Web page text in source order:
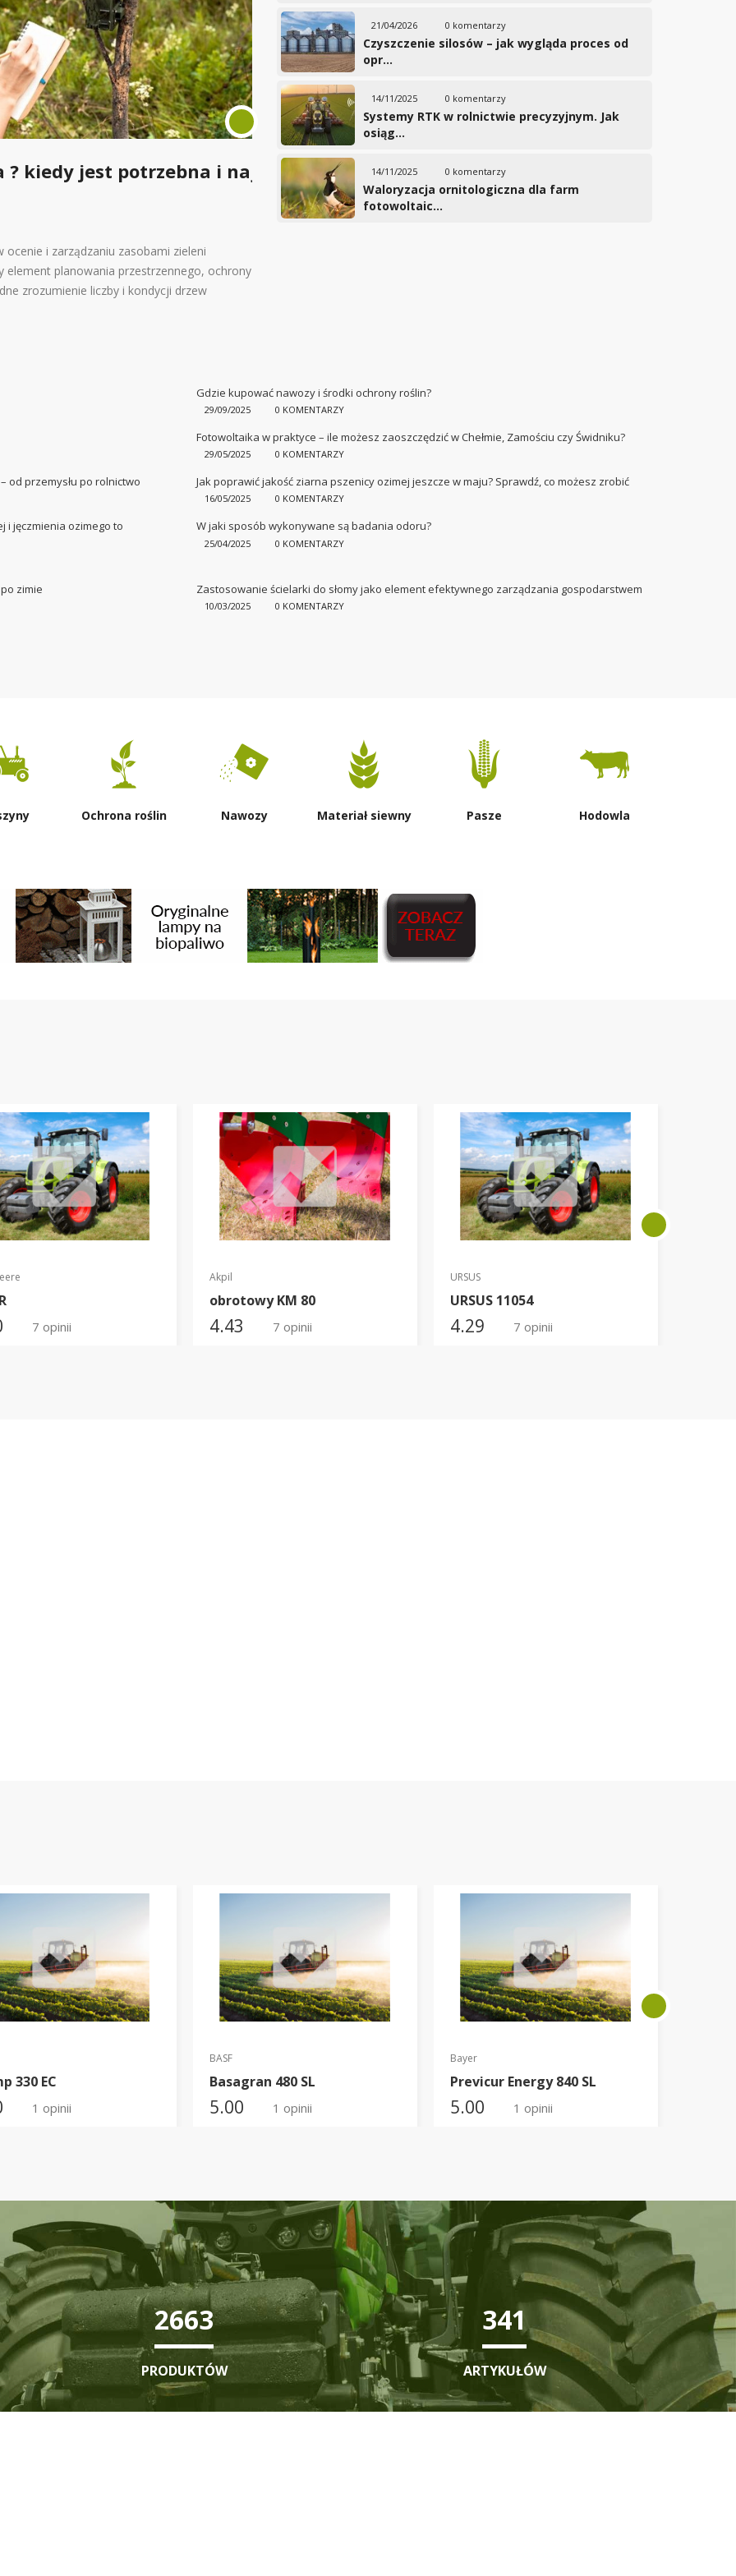
kiedy jest potrzebna i na
i zarządzaniu zasobami zieleni
element planowania przestrzennego, ochrony
zrozumienie liczby i kondycji drzew
Jak rozpoznać pierwsze objawy uszkodzenia wagi?
28/05/2026 0 KOMENTARZY
21/04/2026 0 komentarzy
Czyszczenie silosów – jak wygląda proces od
opr...
14/11/2025 0 komentarzy
Systemy RTK w rolnictwie precyzyjnym. Jak
osiąg...
14/11/2025 0 komentarzy
Waloryzacja ornitologiczna dla farm
fotowoltaic...
Gdzie kupować nawozy i środki ochrony roślin?
29/09/2025 0 KOMENTARZY
Fotowoltaika w praktyce – ile możesz zaoszczędzić w Chełmie, Zamościu czy Świdniku?
29/05/2025 0 KOMENTARZY
od przemysłu po rolnictwo Jak poprawić jakość ziarna pszenicy ozimej jeszcze w maju? Sprawdź, co możesz zrobić
16/05/2025 0 KOMENTARZY
i jęczmienia ozimego to
W jaki sposób wykonywane są badania odoru?
25/04/2025 0 KOMENTARZY
zimie Zastosowanie ścielarki do słomy jako element efektywnego zarządzania gospodarstwem
10/03/2025 0 KOMENTARZY
Ochrona roślin Nawozy Materiał siewny Pasze Hodowla
7 opinii
Akpil
obrotowy KM 80
4.43 7 opinii
URSUS
URSUS 11054
4.29 7 opinii
330 EC
1 opinii
BASF
Basagran 480 SL
5.00 1 opinii
Bayer
Previcur Energy 840 SL
5.00 1 opinii
3804
PRODUKTÓW
487
ARTYKUŁÓW